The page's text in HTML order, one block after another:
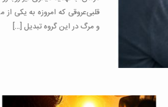
قلبی‌عروقی که امروزه به یکی از مهم‌ترین علل بیماری
و مرگ در این گروه تبدیل […]